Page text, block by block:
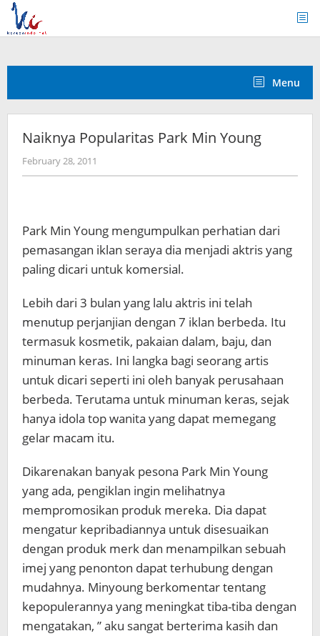
Skip
content
Menu
Naiknya Popularitas Park Min Young
February 28, 2011
Koreanindo
Park Min Young mengumpulkan perhatian dari
pemasangan iklan seraya dia menjadi aktris yang
paling dicari untuk komersial.
Lebih dari 3 bulan yang lalu aktris ini telah
menutup perjanjian dengan 7 iklan berbeda. Itu
termasuk kosmetik, pakaian dalam, baju, dan
minuman keras. Ini langka bagi seorang artis
untuk dicari seperti ini oleh banyak perusahaan
berbeda. Terutama untuk minuman keras, sejak
hanya idola top wanita yang dapat memegang
gelar macam itu.
Dikarenakan banyak pesona Park Min Young
yang ada, pengiklan ingin melihatnya
mempromosikan produk mereka. Dia dapat
mengatur kepribadiannya untuk disesuaikan
dengan produk merk dan menampilkan sebuah
imej yang penonton dapat terhubung dengan
mudahnya. Minyoung berkomentar tentang
kepopulerannya yang meningkat tiba-tiba dengan
mengatakan, ” aku sangat berterima kasih dan